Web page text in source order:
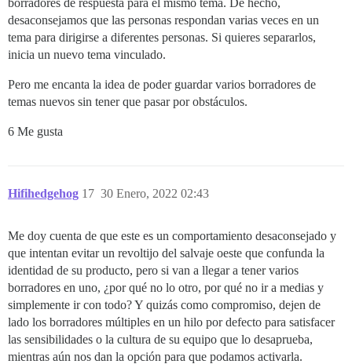
desaconsejamos que las personas respondan varias veces en un
tema para dirigirse a diferentes personas. Si quieres separarlos,
inicia un nuevo tema vinculado.
Pero me encanta la idea de poder guardar varios borradores de
temas nuevos sin tener que pasar por obstáculos.
6 Me gusta
Hifihedgehog 30 Enero, 2022 02:43
17
Me doy cuenta de que este es un comportamiento desaconsejado y
que intentan evitar un revoltijo del salvaje oeste que confunda la
identidad de su producto, pero si van a llegar a tener varios
borradores en uno, ¿por qué no lo otro, por qué no ir a medias y
simplemente ir con todo? Y quizás como compromiso, dejen de
lado los borradores múltiples en un hilo por defecto para satisfacer
las sensibilidades o la cultura de su equipo que lo desaprueba,
mientras aún nos dan la opción para que podamos activarla.